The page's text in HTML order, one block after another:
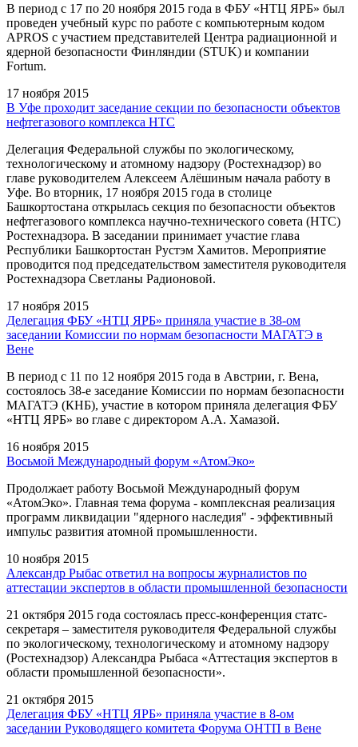
В период c 17 по 20 ноября 2015 года в ФБУ «НТЦ ЯРБ» был
проведен учебный курс по работе с компьютерным кодом
APROS с участием представителей Центра радиационной и
ядерной безопасности Финляндии (STUK) и компании
Fortum.
17 ноября 2015
В Уфе проходит заседание секции по безопасности объектов
нефтегазового комплекса НТС
Делегация Федеральной службы по экологическому,
технологическому и атомному надзору (Ростехнадзор) во
главе руководителем Алексеем Алёшиным начала работу в
Уфе. Во вторник, 17 ноября 2015 года в столице
Башкортостана открылась секция по безопасности объектов
нефтегазового комплекса научно-технического совета (НТС)
Ростехнадзора. В заседании принимает участие глава
Республики Башкортостан Рустэм Хамитов. Мероприятие
проводится под председательством заместителя руководителя
Ростехнадзора Светланы Радионовой.
17 ноября 2015
Делегация ФБУ «НТЦ ЯРБ» приняла участие в 38-ом
заседании Комиссии по нормам безопасности МАГАТЭ в
Вене
В период с 11 по 12 ноября 2015 года в Австрии, г. Вена,
состоялось 38-е заседание Комиссии по нормам безопасности
МАГАТЭ (КНБ), участие в котором приняла делегация ФБУ
«НТЦ ЯРБ» во главе с директором А.А. Хамазой.
16 ноября 2015
Восьмой Международный форум «АтомЭко»
Продолжает работу Восьмой Международный форум
«АтомЭко». Главная тема форума - комплексная реализация
программ ликвидации "ядерного наследия" - эффективный
импульс развития атомной промышленности.
10 ноября 2015
Александр Рыбас ответил на вопросы журналистов по
аттестации экспертов в области промышленной безопасности
21 октября 2015 года состоялась пресс-конференция статс-
секретаря – заместителя руководителя Федеральной службы
по экологическому, технологическому и атомному надзору
(Ростехнадзор) Александра Рыбаса «Аттестация экспертов в
области промышленной безопасности».
21 октября 2015
Делегация ФБУ «НТЦ ЯРБ» приняла участие в 8-ом
заседании Руководящего комитета Форума ОНТП в Вене